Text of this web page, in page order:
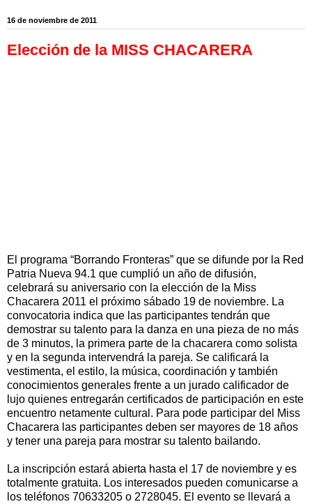
16 de noviembre de 2011
Elección de la MISS CHACARERA
El programa “Borrando Fronteras” que se difunde por la Red
Patria Nueva 94.1 que cumplió un año de difusión,
celebrará su aniversario con la elección de la Miss
Chacarera 2011 el próximo sábado 19 de noviembre. La
convocatoria indica que las participantes tendrán que
demostrar su talento para la danza en una pieza de no más
de 3 minutos, la primera parte de la chacarera como solista
y en la segunda intervendrá la pareja. Se calificará la
vestimenta, el estilo, la música, coordinación y también
conocimientos generales frente a un jurado calificador de
lujo quienes entregarán certificados de participación en este
encuentro netamente cultural. Para pode participar del Miss
Chacarera las participantes deben ser mayores de 18 años
y tener una pareja para mostrar su talento bailando.
La inscripción estará abierta hasta el 17 de noviembre y es
totalmente gratuita. Los interesados pueden comunicarse a
los teléfonos 70633205 o 2728045. El evento se llevará a